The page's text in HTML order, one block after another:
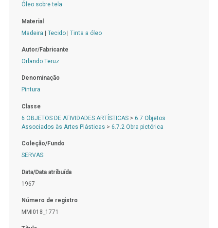
Óleo sobre tela
Material
Madeira | Tecido| Tinta a óleo
Autor/Fabricante
Orlando Teruz
Denominação
Pintura
Classe
6 OBJETOS DE ATIVIDADES ARTÍSTICAS> 6.7 Objetos
Associados às Artes Plásticas > 6.7.2 Obra pictórica
Coleção/Fundo
SERVAS
Data/Data atribuída
1967
Número de registro
MMI018_1771